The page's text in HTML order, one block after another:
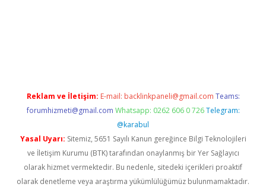
Reklam ve İletişim: E-mail: backlinkpaneli@gmail.com Teams:
forumhizmeti@gmail.com Whatsapp: 0262 606 0 726 Telegram:
@karabul
Yasal Uyarı: Sitemiz, 5651 Sayılı Kanun gereğince Bilgi Teknolojileri
ve İletişim Kurumu (BTK) tarafından onaylanmış bir Yer Sağlayıcı
olarak hizmet vermektedir. Bu nedenle, sitedeki içerikleri proaktif
olarak denetleme veya araştırma yükümlülüğümüz bulunmamaktadır.